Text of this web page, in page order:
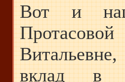
Вот и
вклад в